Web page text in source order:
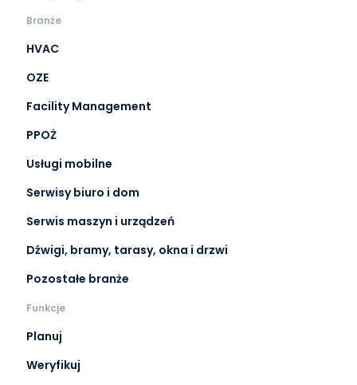
Branże
HVAC
OZE
Facility Management
PPOŻ
Usługi mobilne
Serwisy biuro i dom
Serwis maszyn i urządzeń
Dźwigi, bramy, tarasy, okna i drzwi
Pozostałe branże
Funkcje
Planuj
Weryfikuj